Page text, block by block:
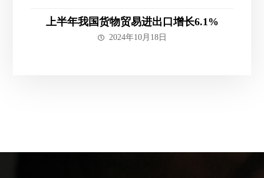
上半年我国货物贸易进出口增长6.1%
2024年10月18日